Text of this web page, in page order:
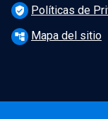
verified_user Políticas de
account_tree Mapa del sitio